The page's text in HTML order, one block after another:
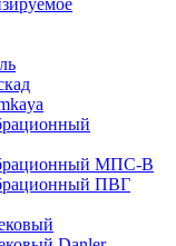
МПС-В
ПВГ